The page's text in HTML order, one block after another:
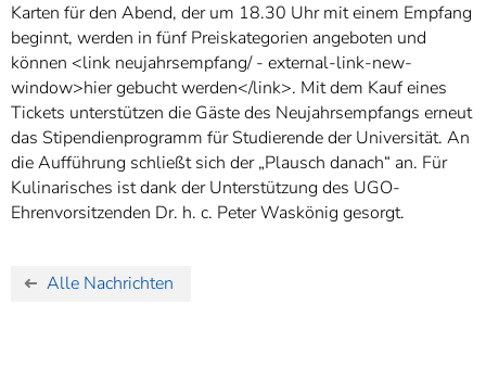
Karten für den Abend, der um 18.30 Uhr mit einem Empfang
beginnt, werden in fünf Preiskategorien angeboten und
können <link neujahrsempfang/ - external-link-new-
window>hier gebucht werden</link>. Mit dem Kauf eines
Tickets unterstützen die Gäste des Neujahrsempfangs erneut
das Stipendienprogramm für Studierende der Universität. An
die Aufführung schließt sich der „Plausch danach“ an. Für
Kulinarisches ist dank der Unterstützung des UGO-
Ehrenvorsitzenden Dr. h. c. Peter Waskönig gesorgt.
Alle Nachrichten